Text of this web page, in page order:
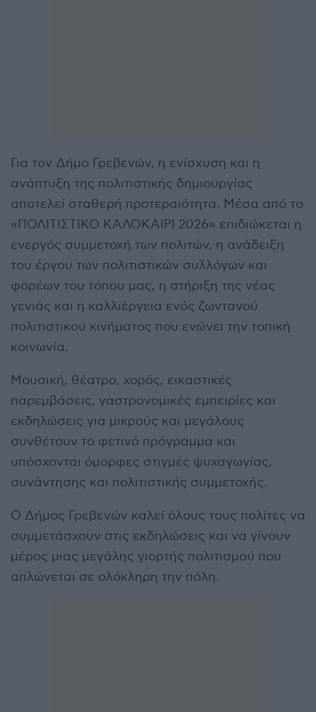
Για τον Δήμο Γρεβενών, η ενίσχυση και η
ανάπτυξη της πολιτιστικής δημιουργίας
αποτελεί σταθερή προτεραιότητα. Μέσα από το
«ΠΟΛΙΤΙΣΤΙΚΟ ΚΑΛΟΚΑΙΡΙ 2026» επιδιώκεται η
ενεργός συμμετοχή των πολιτών, η ανάδειξη
του έργου των πολιτιστικών συλλόγων και
φορέων του τόπου μας, η στήριξη της νέας
γενιάς και η καλλιέργεια ενός ζωντανού
πολιτιστικού κινήματος που ενώνει την τοπική
κοινωνία.
Μουσική, θέατρο, χορός, εικαστικές
παρεμβάσεις, γαστρονομικές εμπειρίες και
εκδηλώσεις για μικρούς και μεγάλους
συνθέτουν το φετινό πρόγραμμα και
υπόσχονται όμορφες στιγμές ψυχαγωγίας,
συνάντησης και πολιτιστικής συμμετοχής.
Ο Δήμος Γρεβενών καλεί όλους τους πολίτες να
συμμετάσχουν στις εκδηλώσεις και να γίνουν
μέρος μιας μεγάλης γιορτής πολιτισμού που
απλώνεται σε ολόκληρη την πόλη.